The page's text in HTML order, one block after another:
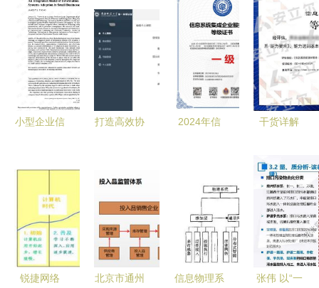
小型企业信
与实施服务
探析
打造高效协
式服务大厅
信息系统集
成服务解析
2024年信
力等级资质
证书申请全
攻略
干货详解
统集成及服
务能力资质
锐捷网络
北京市通州
信息物理系
张伟 以“一